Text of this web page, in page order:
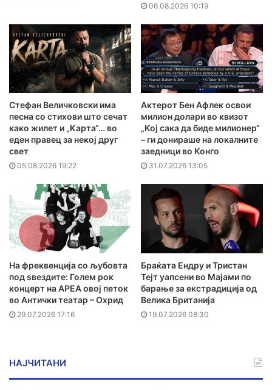
06.08.2026 10:19
Стефан Величковски има
песна со стихови што сечат
како жилет и „Карта“… во
еден правец за некој друг
свет
05.08.2026 19:22
Актерот Бен Афлек освои
милион долари во квизот
„Кој сака да биде милионер“
– ги донираше на локалните
заедници во Конго
31.07.2026 13:05
На фреквенција со љубовта
под ѕвездите: Голем рок
концерт на АРЕА овој петок
во Антички театар – Охрид
29.07.2026 17:16
Браќата Ендру и Тристан
Тејт уапсени во Мајами по
барање за екстрадиција од
Велика Британија
19.07.2026 08:30
НАЈЧИТАНИ